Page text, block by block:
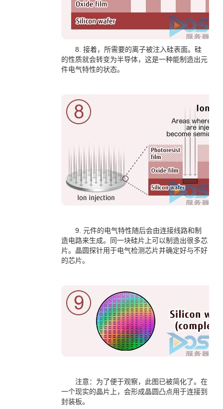
8. 接着，所需要的离子被注入硅表面。硅
的性质就会转变为半导体，这是一种能制造出元
件电气特性的状态。
9. 元件的电气特性随后会由连接线路和制
造电路来生成。同一块硅片上可以制造出很多芯
片。晶圆探针用于电气检测芯片并确定好与不好
的芯片。
注意：为了便于观察，此图已被简化了。在
一个现实的晶片上，会形成晶圆凸点用于连接到
封装板。